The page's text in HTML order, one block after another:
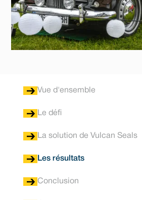
Vue d'ensemble
Le défi
La solution de Vulcan Seals
Les résultats
Conclusion